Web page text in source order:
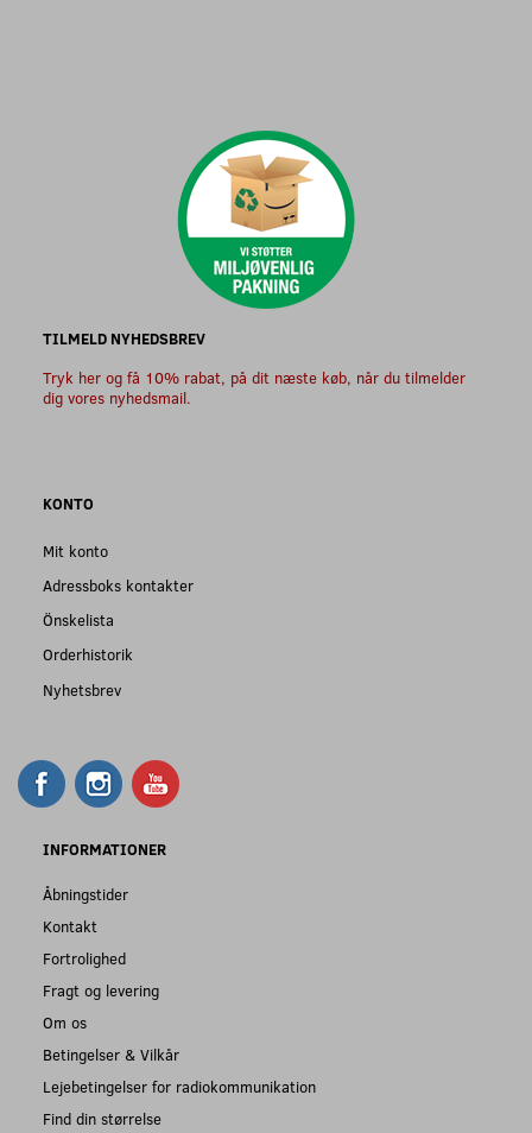
TILMELD NYHEDSBREV
Tryk her og få 10% rabat, på dit næste køb, når du tilmelder
dig vores nyhedsmail.
KONTO
Mit konto
Adressboks kontakter
Önskelista
Orderhistorik
Nyhetsbrev
INFORMATIONER
Åbningstider
Kontakt
Fortrolighed
Fragt og levering
Om os
Betingelser & Vilkår
Lejebetingelser for radiokommunikation
Find din størrelse